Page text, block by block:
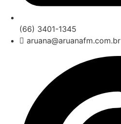
(66) 3401-1345
aruana@aruanafm.com.br